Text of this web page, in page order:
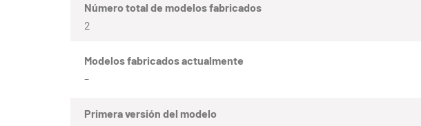
Número total de modelos fabricados
2
Modelos fabricados actualmente
–
Primera versión del modelo